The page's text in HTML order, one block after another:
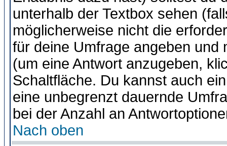
unterhalb der Textbox sehen
möglicherweise nicht die
für deine Umfrage angeben und
(um eine Antwort anzugeben,
Schaltfläche. Du kannst auch
eine unbegrenzt dauernde
bei der Anzahl an
Nach oben